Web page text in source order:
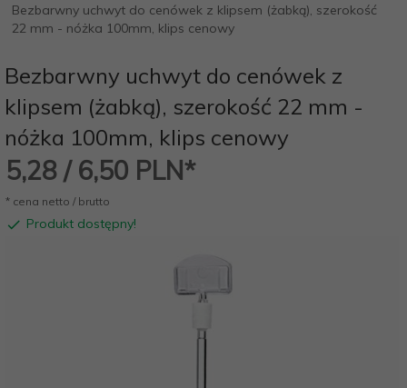
Bezbarwny uchwyt do cenówek z klipsem (żabką), szerokość
22 mm - nóżka 100mm, klips cenowy
Bezbarwny uchwyt do cenówek z
klipsem (żabką), szerokość 22 mm -
nóżka 100mm, klips cenowy
5,28 / 6,50 PLN*
* cena netto / brutto
Produkt dostępny!